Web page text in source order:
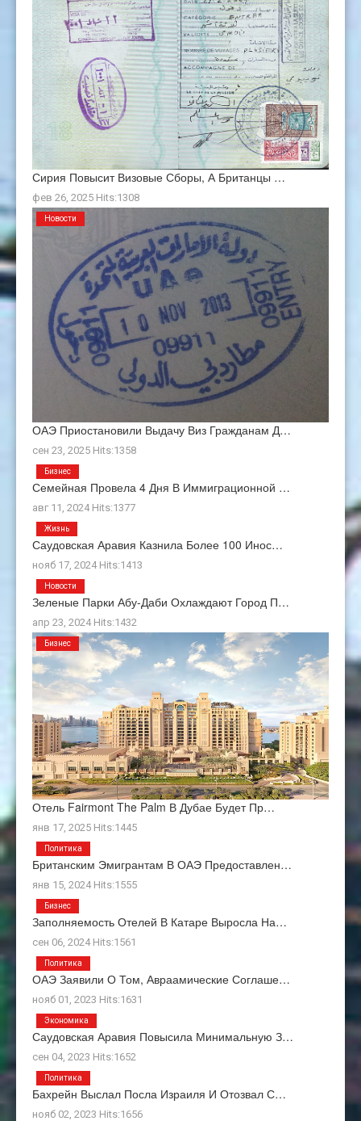
Сирия Повысит Визовые Сборы, А Британцы …
фев 26, 2025 Hits:1308
ОАЭ Приостановили Выдачу Виз Гражданам Д…
сен 23, 2025 Hits:1358
Новости
Семейная Провела 4 Дня В Иммиграционной …
авг 11, 2024 Hits:1377
Бизнес
Саудовская Аравия Казнила Более 100 Инос…
нояб 17, 2024 Hits:1413
Жизнь
Зеленые Парки Абу-Даби Охлаждают Город П…
апр 23, 2024 Hits:1432
Новости
Отель Fairmont The Palm В Дубае Будет Пр…
янв 17, 2025 Hits:1445
Бизнес
Британским Эмигрантам В ОАЭ Предоставлен…
янв 15, 2024 Hits:1555
Политика
Заполняемость Отелей В Катаре Выросла На…
сен 06, 2024 Hits:1561
Бизнес
ОАЭ Заявили О Том, Авраамические Соглаше…
нояб 01, 2023 Hits:1631
Политика
Саудовская Аравия Повысила Минимальную З…
сен 04, 2023 Hits:1652
Экономика
Бахрейн Выслал Посла Израиля И Отозвал С…
нояб 02, 2023 Hits:1656
Политика